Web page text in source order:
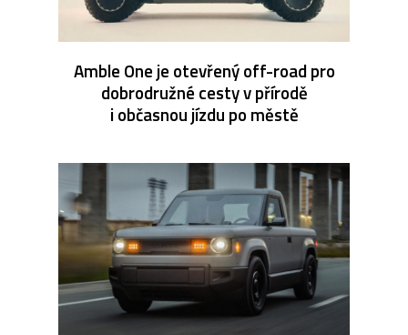
Amble One je otevřený off-road pro
dobrodružné cesty v přírodě
i občasnou jízdu po městě